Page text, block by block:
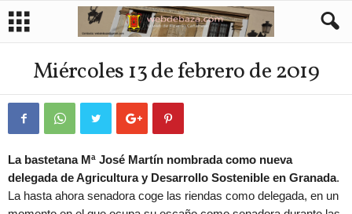
Miércoles 13 de febrero de 2019
La bastetana Mª José Martín nombrada como nueva
delegada de Agricultura y Desarrollo Sostenible en Granada.
La hasta ahora senadora coge las riendas como delegada, en un